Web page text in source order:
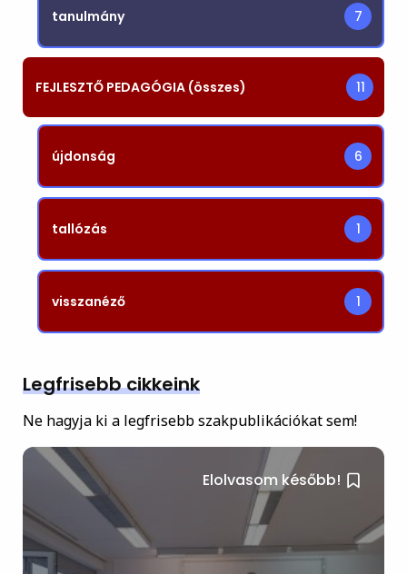
tanulmány 7
FEJLESZTŐ PEDAGÓGIA (összes) 11
újdonság 6
tallózás 1
visszanéző 1
Legfrisebb cikkeink
Ne hagyja ki a legfrisebb szakpublikációkat sem!
Elolvasom később!